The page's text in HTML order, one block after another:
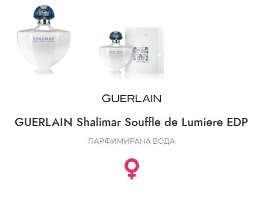
GUERLAIN Shalimar Souffle de Lumiere EDP
ПАРФИМИРАНА ВОДА